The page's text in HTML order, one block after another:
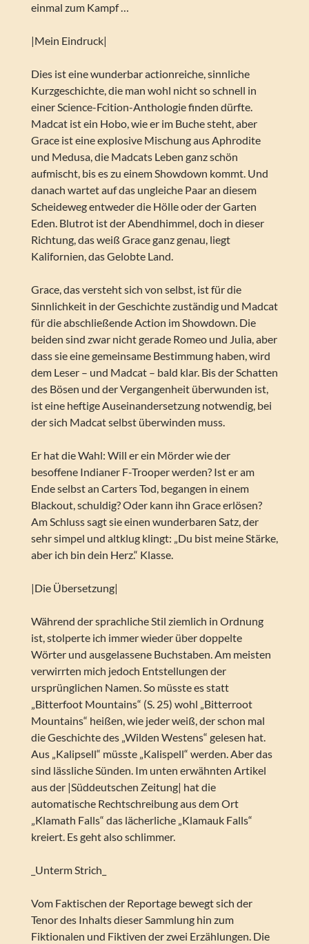
einmal zum Kampf …
|Mein Eindruck|
Dies ist eine wunderbar actionreiche, sinnliche
Kurzgeschichte, die man wohl nicht so schnell in
einer Science-Fcition-Anthologie finden dürfte.
Madcat ist ein Hobo, wie er im Buche steht, aber
Grace ist eine explosive Mischung aus Aphrodite
und Medusa, die Madcats Leben ganz schön
aufmischt, bis es zu einem Showdown kommt. Und
danach wartet auf das ungleiche Paar an diesem
Scheideweg entweder die Hölle oder der Garten
Eden. Blutrot ist der Abendhimmel, doch in dieser
Richtung, das weiß Grace ganz genau, liegt
Kalifornien, das Gelobte Land.
Grace, das versteht sich von selbst, ist für die
Sinnlichkeit in der Geschichte zuständig und Madcat
für die abschließende Action im Showdown. Die
beiden sind zwar nicht gerade Romeo und Julia, aber
dass sie eine gemeinsame Bestimmung haben, wird
dem Leser – und Madcat – bald klar. Bis der Schatten
des Bösen und der Vergangenheit überwunden ist,
ist eine heftige Auseinandersetzung notwendig, bei
der sich Madcat selbst überwinden muss.
Er hat die Wahl: Will er ein Mörder wie der
besoffene Indianer F-Trooper werden? Ist er am
Ende selbst an Carters Tod, begangen in einem
Blackout, schuldig? Oder kann ihn Grace erlösen?
Am Schluss sagt sie einen wunderbaren Satz, der
sehr simpel und altklug klingt: „Du bist meine Stärke,
aber ich bin dein Herz.“ Klasse.
|Die Übersetzung|
Während der sprachliche Stil ziemlich in Ordnung
ist, stolperte ich immer wieder über doppelte
Wörter und ausgelassene Buchstaben. Am meisten
verwirrten mich jedoch Entstellungen der
ursprünglichen Namen. So müsste es statt
„Bitterfoot Mountains“ (S. 25) wohl „Bitterroot
Mountains“ heißen, wie jeder weiß, der schon mal
die Geschichte des „Wilden Westens“ gelesen hat.
Aus „Kalipsell“ müsste „Kalispell“ werden. Aber das
sind lässliche Sünden. Im unten erwähnten Artikel
aus der |Süddeutschen Zeitung| hat die
automatische Rechtschreibung aus dem Ort
„Klamath Falls“ das lächerliche „Klamauk Falls“
kreiert. Es geht also schlimmer.
_Unterm Strich_
Vom Faktischen der Reportage bewegt sich der
Tenor des Inhalts dieser Sammlung hin zum
Fiktionalen und Fiktiven der zwei Erzählungen. Die